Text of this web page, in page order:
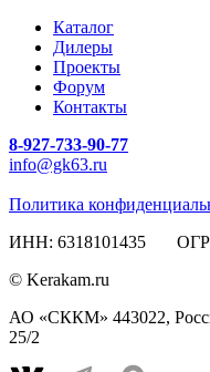
Каталог
Дилеры
Проекты
Форум
Контакты
8-927-733-90-77
info@gk63.ru
Политика
ИНН: 6318101435
© Kerakam.ru
АО «СККМ» 443022,
25/2